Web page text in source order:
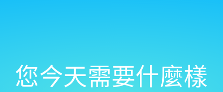
您今天需要什麼樣